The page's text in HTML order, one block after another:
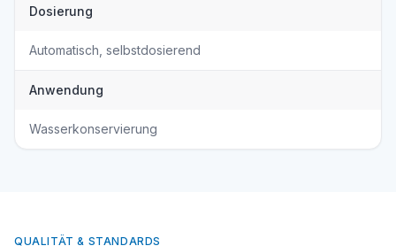
Dosierung
Automatisch, selbstdosierend
Anwendung
Wasserkonservierung
QUALITÄT & STANDARDS